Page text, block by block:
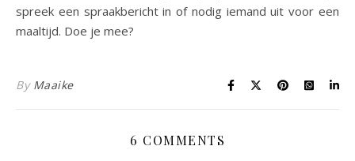
spreek een spraakbericht in of nodig iemand uit voor een
maaltijd. Doe je mee?
By Maaike
6 COMMENTS